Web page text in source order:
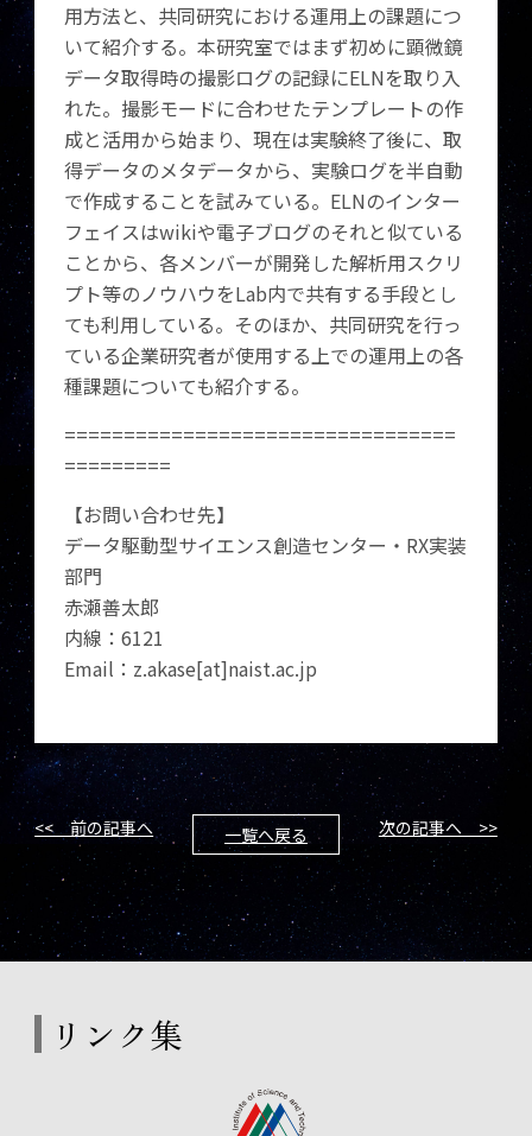
用方法と、共同研究における運用上の課題につ
いて紹介する。本研究室ではまず初めに顕微鏡
データ取得時の撮影ログの記録にELNを取り入
れた。撮影モードに合わせたテンプレートの作
成と活用から始まり、現在は実験終了後に、取
得データのメタデータから、実験ログを半自動
で作成することを試みている。ELNのインター
フェイスはwikiや電子ブログのそれと似ている
ことから、各メンバーが開発した解析用スクリ
プト等のノウハウをLab内で共有する手段とし
ても利用している。そのほか、共同研究を行っ
ている企業研究者が使用する上での運用上の各
種課題についても紹介する。
=================================
=========
【お問い合わせ先】
データ駆動型サイエンス創造センター・RX実装
部門
赤瀬善太郎
内線：6121
Email：z.akase[at]naist.ac.jp
<< 前の記事へ 一覧へ戻る 次の記事へ >>
リンク集